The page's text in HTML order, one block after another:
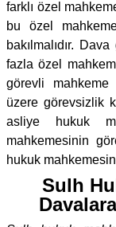
farklı özel
bu özel
bakılmalıdır.
fazla özel
görevli
üzere görevsizlik
asliye hukuk
mahkemesinin
hukuk
Sulh